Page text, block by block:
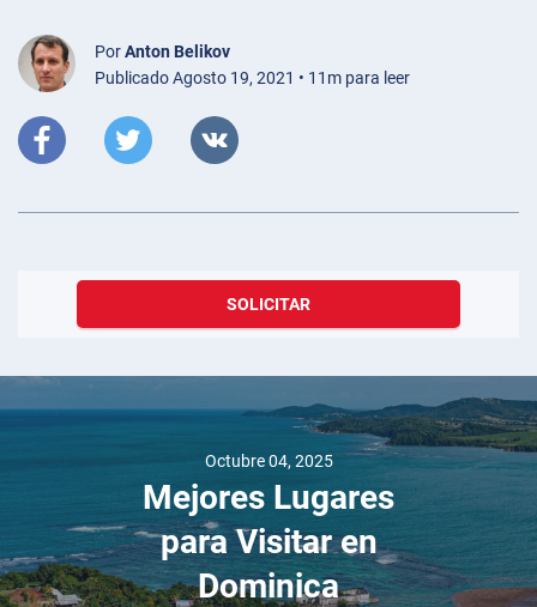
PorAnton Belikov
Publicado Agosto 19, 2021 • 11m para leer
SOLICITAR
Octubre 04, 2025
Mejores Lugares
para Visitar en
Dominica